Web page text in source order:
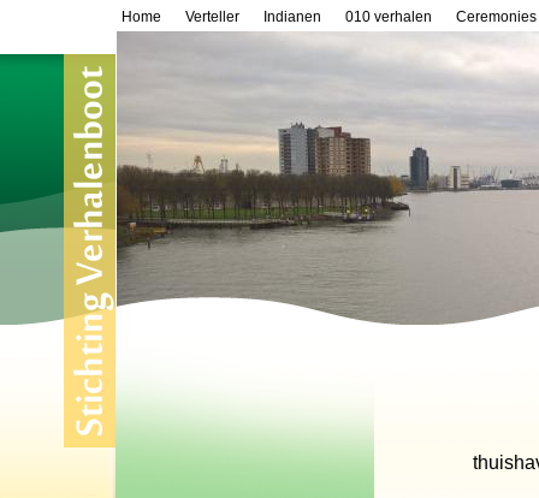
Home Verteller Indianen 010 verhalen Ceremonies